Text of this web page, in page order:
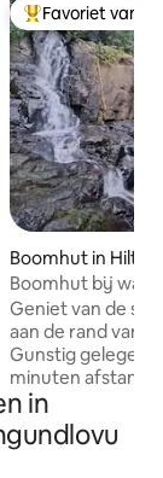
van
Topfavoriet van
Favoriet van
Boomhut in Hilton
Boomhut bij
Geniet van de
aan de rand van
Gunstig gelegen
minuten afstand
geen normaal
Treehouse is
samenvloeiing van
in